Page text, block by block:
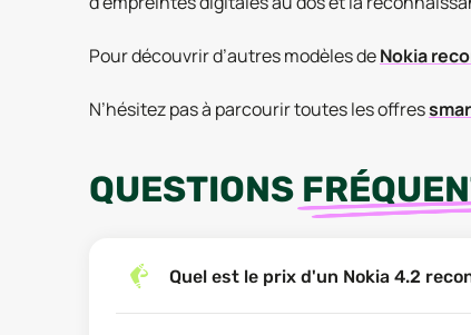
Pour découvrir d’autres modèles deNokia
N’hésitez pas à parcourir toutes les offres
QUESTIONS
Quel est le prix d'un Nokia 4.2